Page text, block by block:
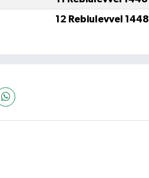
12 Rebiulevvel 1448